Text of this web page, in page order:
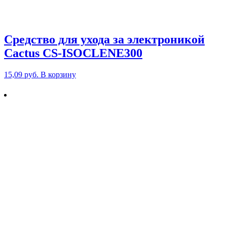
Средство для ухода за электроникой
Cactus CS-ISOCLENE300
15,09 руб. В корзину